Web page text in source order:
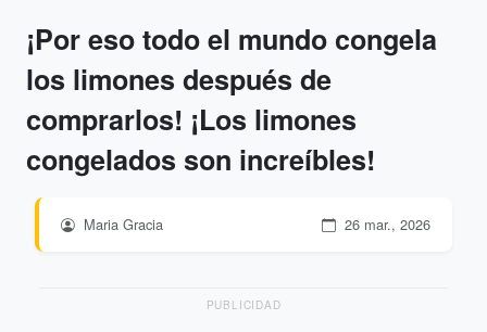
¡Por eso todo el mundo congela
los limones después de
comprarlos! ¡Los limones
congelados son increíbles!
Maria Gracia 26 mar., 2026
PUBLICIDAD